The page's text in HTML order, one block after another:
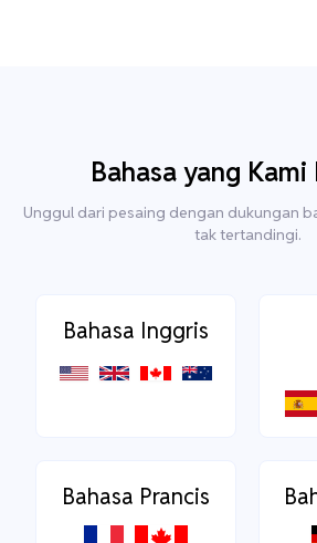
Bahasa yang Kami
Unggul dari pesaing dengan dukungan
tak tertandingi.
Bahasa Inggris
Bahasa Prancis